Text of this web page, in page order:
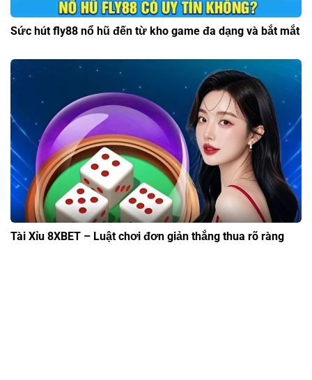
Sức hút fly88 nổ hũ đến từ kho game đa dạng và bắt mắt
Tài Xỉu 8XBET – Luật chơi đơn giản thắng thua rõ ràng